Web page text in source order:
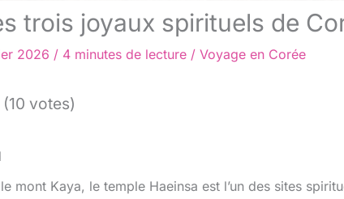
trois joyaux spirituels de
2026 / 4 minutes de lecture / Voyage en Corée
votes)
mont Kaya, le temple Haeinsa est l’un des sites